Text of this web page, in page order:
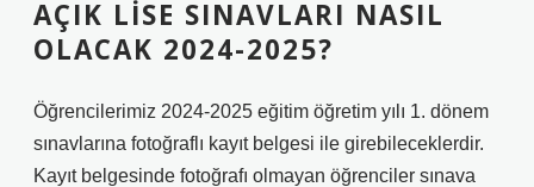
AÇIK LISE SINAVLARI NASIL
OLACAK 2024-2025?
Öğrencilerimiz 2024-2025 eğitim öğretim yılı 1. dönem
sınavlarına fotoğraflı kayıt belgesi ile girebileceklerdir.
Kayıt belgesinde fotoğrafı olmayan öğrenciler sınava